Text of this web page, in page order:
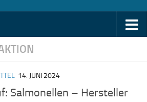
14. JUNI 2024
Salmonellen – Hersteller